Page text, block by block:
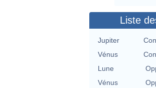
Liste
Jupiter
Vénus
Lune
Vénus